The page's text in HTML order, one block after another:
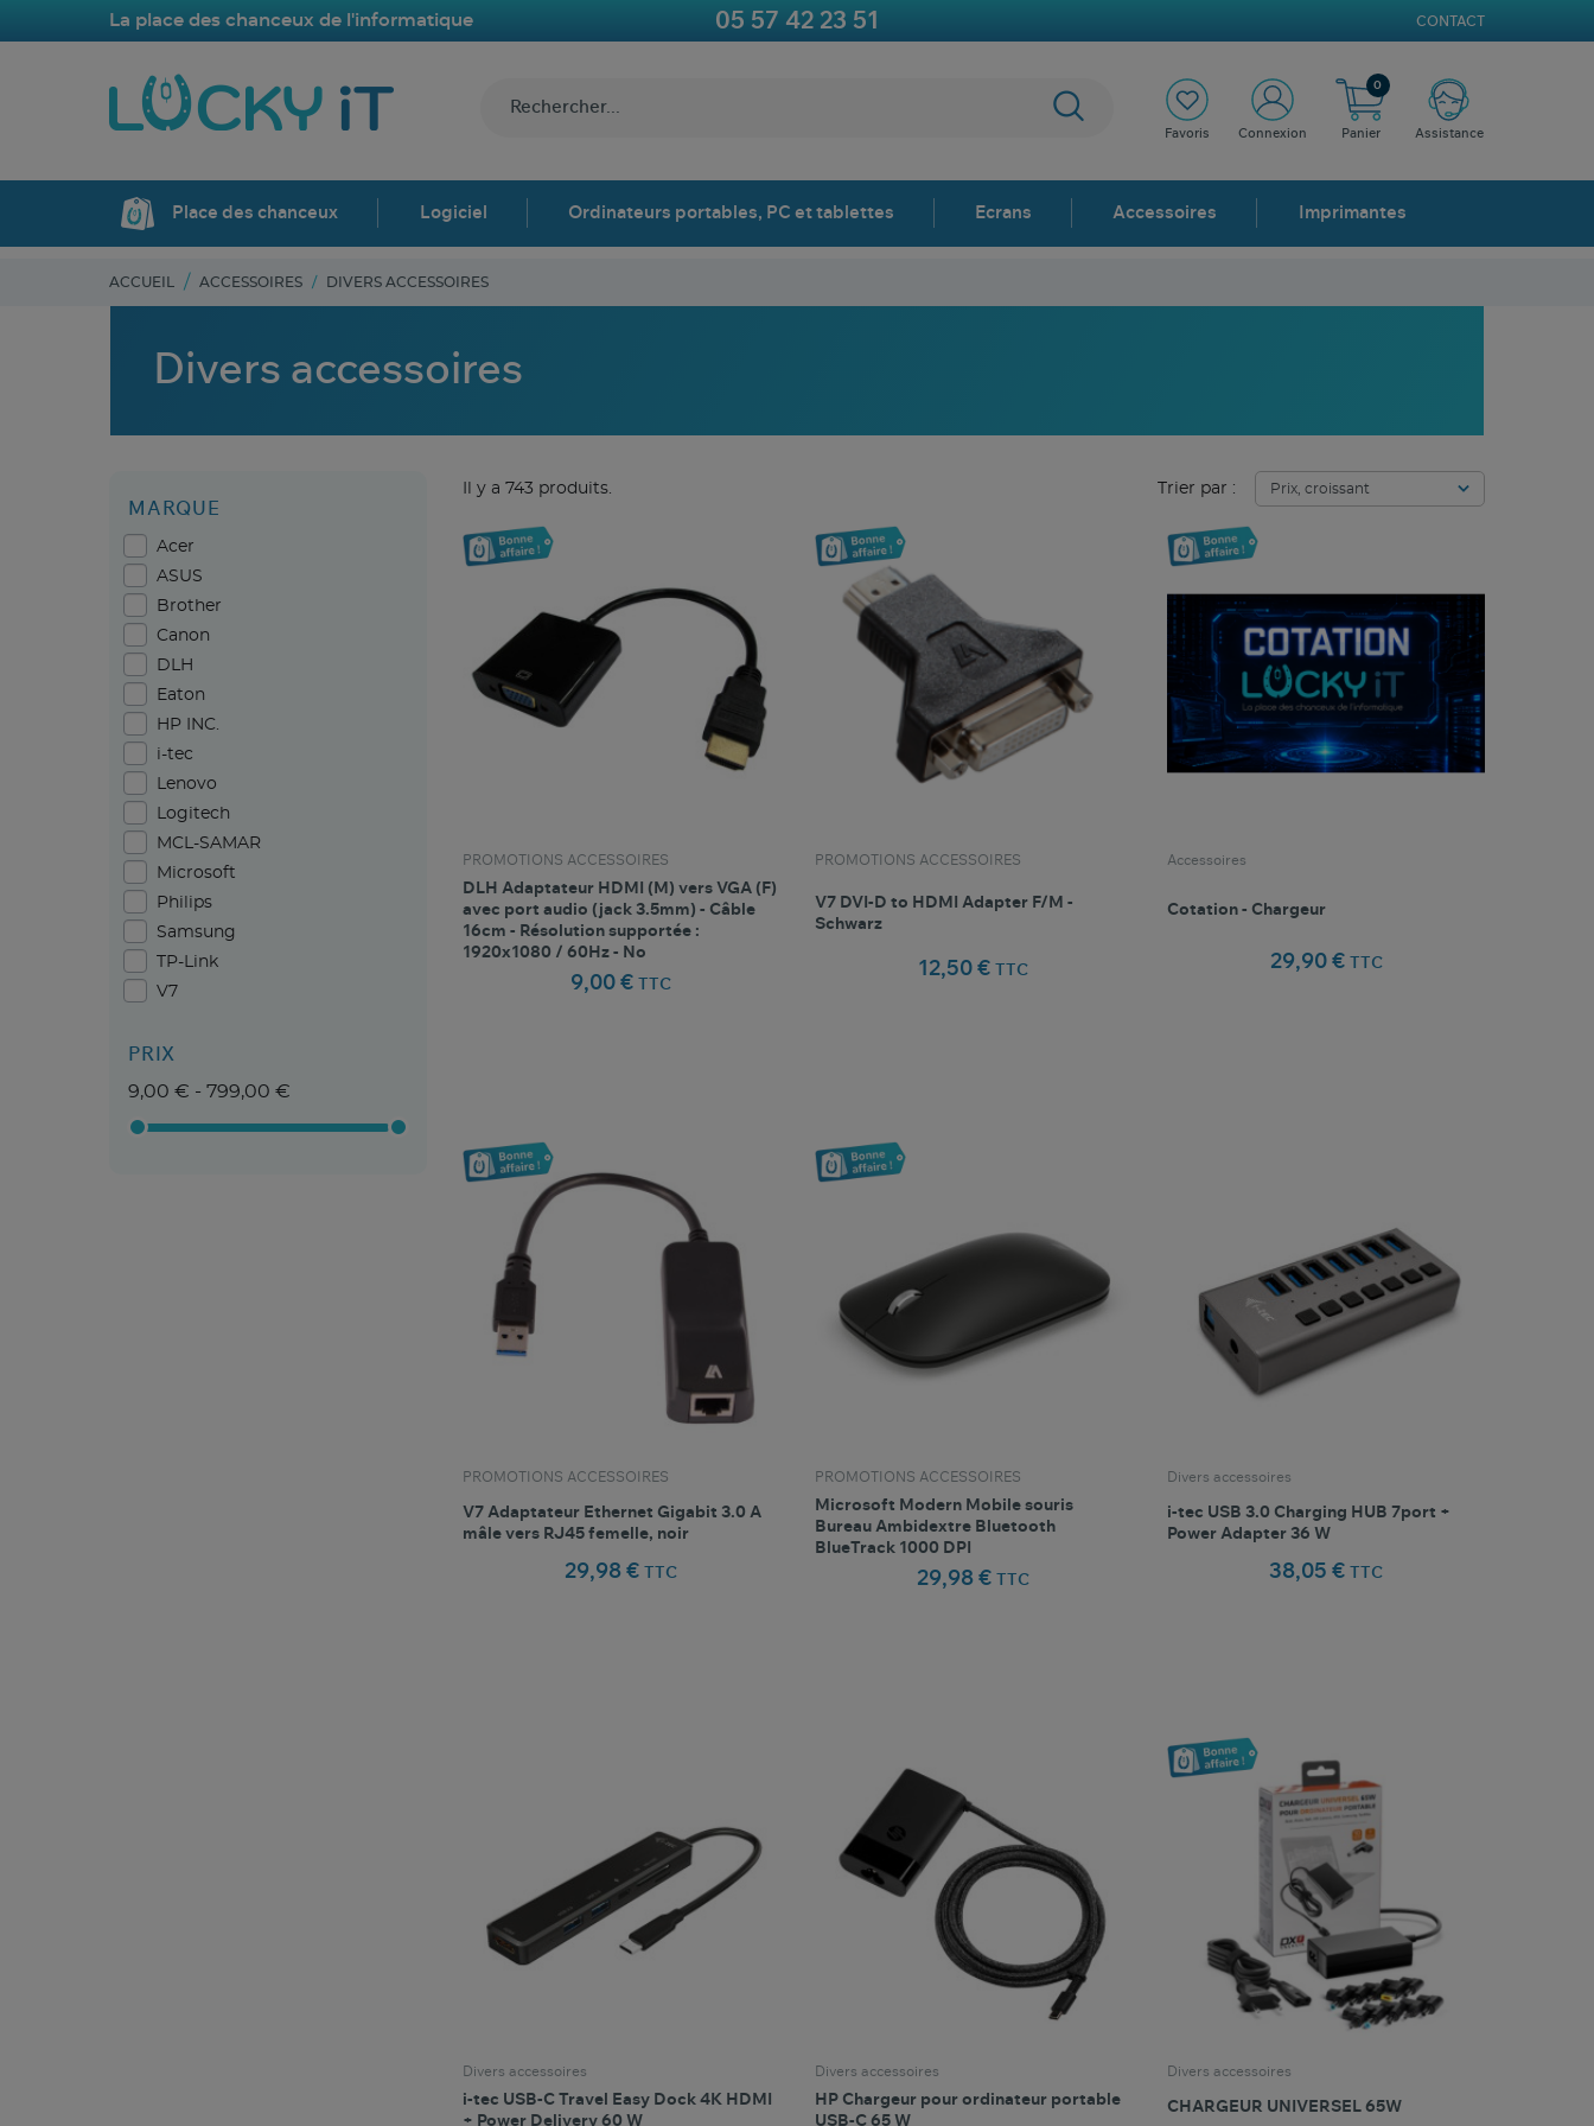
La place des chanceux de l'informatique 05 57 42 23 51 CONTACT
Favoris Connexion Panier
0
Assistance
Place des chanceux Logiciel Ordinateurs portables, PC et tablettes Ecrans Accessoires Imprimantes
ACCUEIL ACCESSOIRES DIVERS ACCESSOIRES
Divers accessoires
MARQUE
Acer
ASUS
Brother
Canon
DLH
Eaton
HP INC.
i-tec
Lenovo
Logitech
MCL-SAMAR
Microsoft
Philips
Samsung
TP-Link
V7
PRIX
9,00 € - 799,00 €
Il y a 743 produits. Trier par :
PROMOTIONS ACCESSOIRES
DLH Adaptateur HDMI (M) vers VGA (F)
avec port audio (jack 3.5mm) - Câble
16cm - Résolution supportée :
1920x1080 / 60Hz - No
9,00 € TTC
PROMOTIONS ACCESSOIRES
V7 DVI-D to HDMI Adapter F/M -
Schwarz
12,50 € TTC
Accessoires
Cotation - Chargeur
29,90 € TTC
PROMOTIONS ACCESSOIRES
V7 Adaptateur Ethernet Gigabit 3.0 A
mâle vers RJ45 femelle, noir
29,98 € TTC
PROMOTIONS ACCESSOIRES
Microsoft Modern Mobile souris
Bureau Ambidextre Bluetooth
BlueTrack 1000 DPI
29,98 €TTC
Divers accessoires
i-tec USB 3.0 Charging HUB 7port +
Power Adapter 36 W
38,05 €TTC
Divers accessoires
i-tec USB-C Travel Easy Dock 4K HDMI
+ Power Delivery 60 W
Divers accessoires
HP Chargeur pour ordinateur portable
USB-C 65 W
Divers accessoires
CHARGEUR UNIVERSEL 65W